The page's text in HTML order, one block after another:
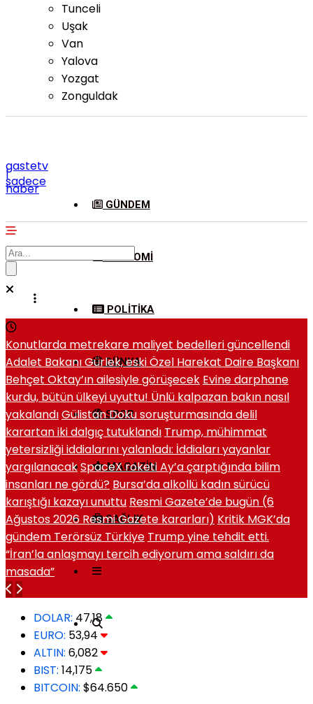
Tunceli
Uşak
Van
Yalova
Yozgat
Zonguldak
gastetv
|
sadece
haber
GÜNDEM
EKONOMI
POLITIKA
DÜNYA
SPOR
MAGAZIN
SAĞLIK
Konutlarda metrekare maliyet bedelleri güncellendi
Adalet Bakanı Gürlek, eski Özel Harekat Daire Başkanı
Behçet Oktay’ın ailesiyle görüşecek Evine darphane
kurdu, bütün ülkeyi uyuttu! Ünlü kalpazan bakın nasıl
yakalandıGülistan Doku soruşturmasında delil
karartan iki dalgıç tutuklandı Trump, mühimmat
yetersizliği iddialarını yalanladı: İddiaları yayanlar
yargılanacakSpaceX roketi Ay’a çarptığında bilim
insanları ne gördü? Bursa’da alkollü kadın sürücü
karıştığı kazayı unuttu Resmi Gazete’de bugün (6
Ağustos 2026 Resmi Gazete kararları) Kritik MGK’da
gündem Terörsüz Türkiye Trump yine tehdit etti.
“İran’la anlaşmayı tercih ediyorum ama saldırı da
masada”
DOLAR: 47,18
EURO: 53,94
ALTIN: 6,082
BIST: 14,175
BITCOIN: $64.650